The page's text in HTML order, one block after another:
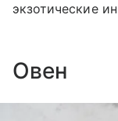
экзотические
Овен